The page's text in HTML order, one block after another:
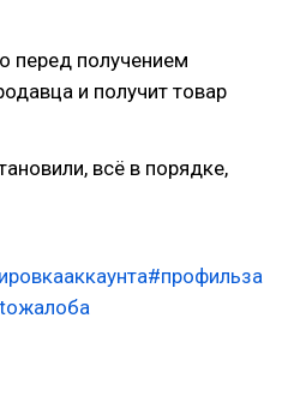
перед получением
и получит товар
всё в порядке,
#профильза